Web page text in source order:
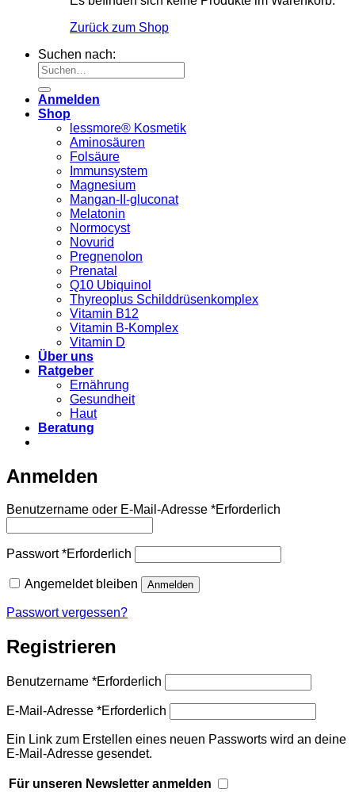
Zurück zum Shop
Suchen nach:
Anmelden
Shop
lessmore® Kosmetik
Aminosäuren
Folsäure
Immunsystem
Magnesium
Mangan-II-gluconat
Melatonin
Normocyst
Novurid
Pregnenolon
Prenatal
Q10 Ubiquinol
Thyreoplus Schilddrüsenkomplex
Vitamin B12
Vitamin B-Komplex
Vitamin D
Über uns
Ratgeber
Ernährung
Gesundheit
Haut
Beratung
Anmelden
Benutzername oder E-Mail-Adresse *Erforderlich
Passwort*Erforderlich
Angemeldet bleiben Anmelden
Passwort vergessen?
Registrieren
Benutzername *Erforderlich
E-Mail-Adresse *Erforderlich
Ein Link zum Erstellen eines neuen Passworts wird an deine
E-Mail-Adresse gesendet.
Für unseren Newsletter anmelden